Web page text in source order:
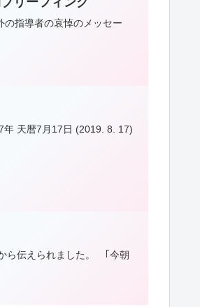
指導者の哀悼のメッセー
年 天暦7月17日 (2019. 8. 17)
ら伝えられました。 ｢今朝